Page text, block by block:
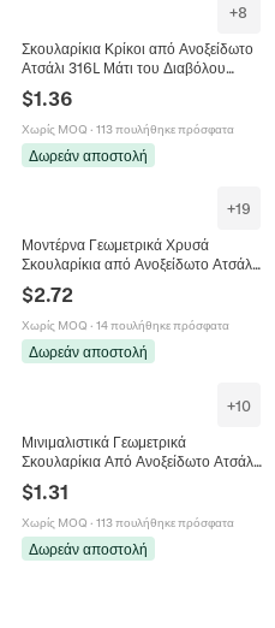
+8
Σκουλαρίκια Κρίκοι από Ανοξείδωτο
Ατσάλι 316L Μάτι του Διαβόλου
Punk Gothic Φεγγάρι Τρίγωνο
Κελτικός Κόμπος για Άνδρες
Γυναίκες
$1.36
Χωρίς MOQ · 113 πουλήθηκε πρόσφατα
Δωρεάν αποστολή
+19
Μοντέρνα Γεωμετρικά Χρυσά
Σκουλαρίκια από Ανοξείδωτο Ατσάλι
316L για Γυναίκες Υφή Λάβας
Τρίγωνο Καρδιά Λουλούδι Φύλλο
Κοσμήματα
$2.72
Χωρίς MOQ · 14 πουλήθηκε πρόσφατα
Δωρεάν αποστολή
+10
Μινιμαλιστικά Γεωμετρικά
Σκουλαρίκια Από Ανοξείδωτο Ατσάλι
Τιτάνιο Κρίκοι Καρδιά Τετράγωνο
Τρίγωνο Εξάγωνο Unisex
$1.31
Χωρίς MOQ · 113 πουλήθηκε πρόσφατα
Δωρεάν αποστολή